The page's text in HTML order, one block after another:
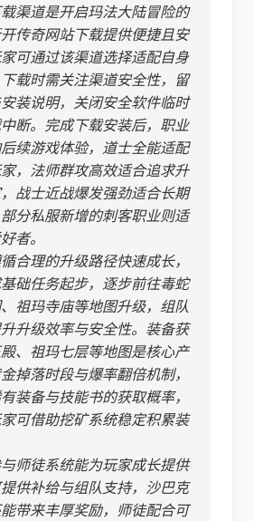
渠道是开启玛法大陆冒险的
传奇网站下载提供便捷且安
可通过该渠道选择适配自身
载时需关注渠道安全性，留
装说明，关闭安全软件临时
断。完成下载安装后，职业
续游戏体验，道士全能适配
，法师群攻高效适合追求升
战士近战爆发强劲适合长期
分私服新增的刺客职业则适
者。
合理的升级路径快速成长，
础任务起步，逐步前往毒蛇
祖玛寺庙等地图升级，组队
升级效率与安全性。装备获
、祖玛七层等地图是核心产
掉落时段与爆率翻倍机制，
装备与技能书的获取概率，
可借助挖矿系统稳定积累装
师徒系统能为玩家成长提供
供补给与组队支持，沙巴克
带来丰厚奖励，师徒配合可